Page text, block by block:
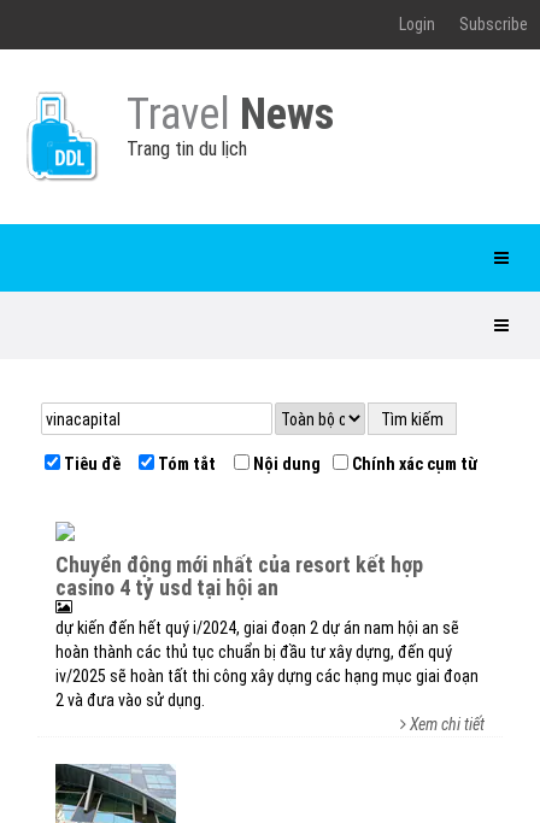
Login Subscribe
Travel News
Trang tin du lịch
Tiêu đề Tóm tắt Nội dung Chính xác cụm từ
chuyển động mới nhất của resort kết hợp
casino 4 tỷ usd tại hội an
dự kiến đến hết quý i/2024, giai đoạn 2 dự án nam hội an sẽ
hoàn thành các thủ tục chuẩn bị đầu tư xây dựng, đến quý
iv/2025 sẽ hoàn tất thi công xây dựng các hạng mục giai đoạn
2 và đưa vào sử dụng.
Xem chi tiết